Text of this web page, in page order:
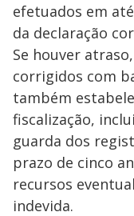
efetuados em
da declaração
Se houver
corrigidos com
também
fiscalização,
guarda dos
prazo de cinco
recursos
indevida.